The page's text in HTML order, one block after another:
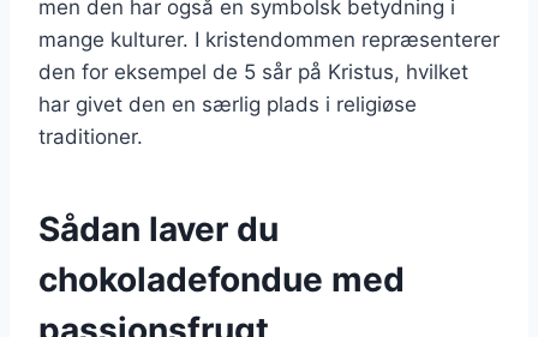
men den har også en symbolsk betydning i
mange kulturer. I kristendommen repræsenterer
den for eksempel de 5 sår på Kristus, hvilket
har givet den en særlig plads i religiøse
traditioner.
Sådan laver du
chokoladefondue med